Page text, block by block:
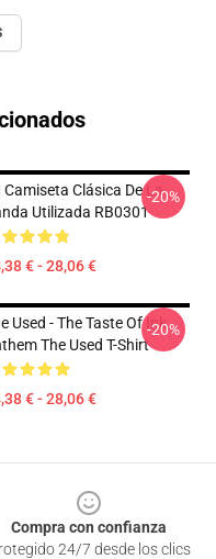
Camiseta Clásica De La
Utilizada RB0301
€ - 28,06 €
-20%
Used - The Taste Of Ink
The Used T-Shirt
€ - 28,06 €
-20%
Compra con confianza
24/7 desde los clics